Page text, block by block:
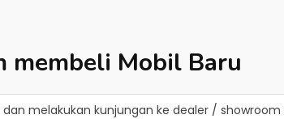
membeli Mobil Baru
melakukan kunjungan ke dealer / showroom